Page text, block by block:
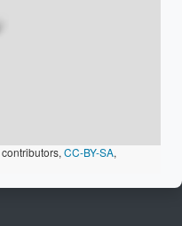
contributors, CC-BY-SA,